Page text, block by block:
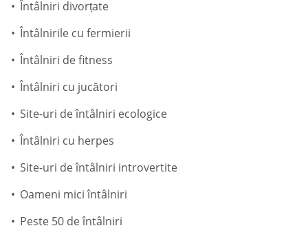
Întâlniri divorțate
Întâlnirile cu fermierii
Întâlniri de fitness
Întâlniri cu jucători
Site-uri de întâlniri ecologice
Întâlniri cu herpes
Site-uri de întâlniri introvertite
Oameni mici întâlniri
Peste 50 de întâlniri